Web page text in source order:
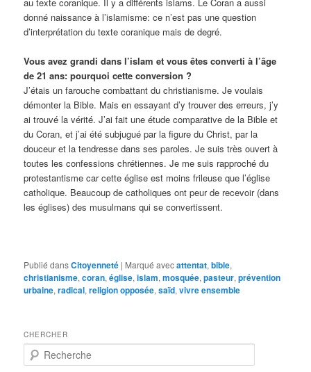
donné naissance à l’islamisme: ce n’est pas une question
d’interprétation du texte coranique mais de degré.
Vous avez grandi dans l’islam et vous êtes converti à l’âge
de 21 ans: pourquoi cette conversion ?
J’étais un farouche combattant du christianisme. Je voulais
démonter la Bible. Mais en essayant d’y trouver des erreurs, j’y
ai trouvé la vérité. J’ai fait une étude comparative de la Bible et
du Coran, et j’ai été subjugué par la figure du Christ, par la
douceur et la tendresse dans ses paroles. Je suis très ouvert à
toutes les confessions chrétiennes. Je me suis rapproché du
protestantisme car cette église est moins frileuse que l’église
catholique. Beaucoup de catholiques ont peur de recevoir (dans
les églises) des musulmans qui se convertissent.
Publié dansCitoyenneté | Marqué avecattentat,bible,
christianisme,coran,église,islam,mosquée,pasteur,prévention
urbaine,radical,religion opposée,saïd,vivre ensemble
CHERCHER
e